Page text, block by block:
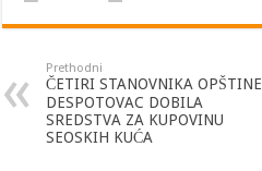
Prethodni
ČETIRI STANOVNIKA OPŠTINE
DESPOTOVAC DOBILA
SREDSTVA ZA KUPOVINU
SEOSKIH KUĆA